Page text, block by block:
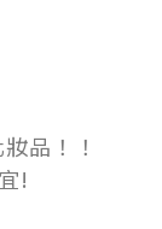
品！！
!